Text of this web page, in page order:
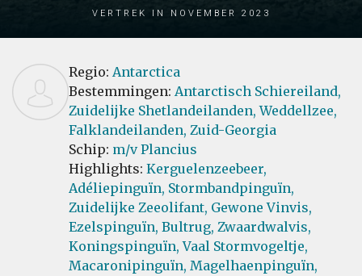
Vertrek in November 2023
Regio: Antarctica
Bestemmingen: Antarctisch Schiereiland,
Zuidelijke Shetlandeilanden, Weddellzee,
Falklandeilanden, Zuid-Georgia
Schip: m/v Plancius
Highlights: Kerguelenzeebeer,
Adéliepinguïn, Stormbandpinguïn,
Zuidelijke Zeeolifant, Gewone Vinvis,
Ezelspinguïn, Bultrug, Zwaardwalvis,
Koningspinguïn, Vaal Stormvogeltje,
Macaronipinguïn, Magelhaenpinguïn,